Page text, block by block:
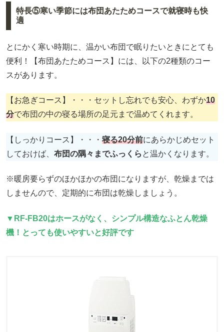
特長⑤寒い季節には布団あたためコースで就寝時も快
適
とにかく寒い時期に、温かい布団で眠りたいときにとても
便利！【布団あたためコース】には、以下の2種類のコー
スがあります。
【お急ぎコース】・・・セットし忘れでも安心、わずか10
分で布団の中の寝る場所の足元まで温めてくれます。
【しっかりコース】・・・ 寝る20分前にあらかじめセット
しておけば、 布団の隅々までふっくら と温かくなります。
※暖房要らずのほかほかの布団になりますが、乾燥までは
しませんので、定期的に布団は乾燥しましょう。
▼RF-FB20はホースがなく、シンプル構造なふとん乾燥
機！とっても使いやすいと好評です